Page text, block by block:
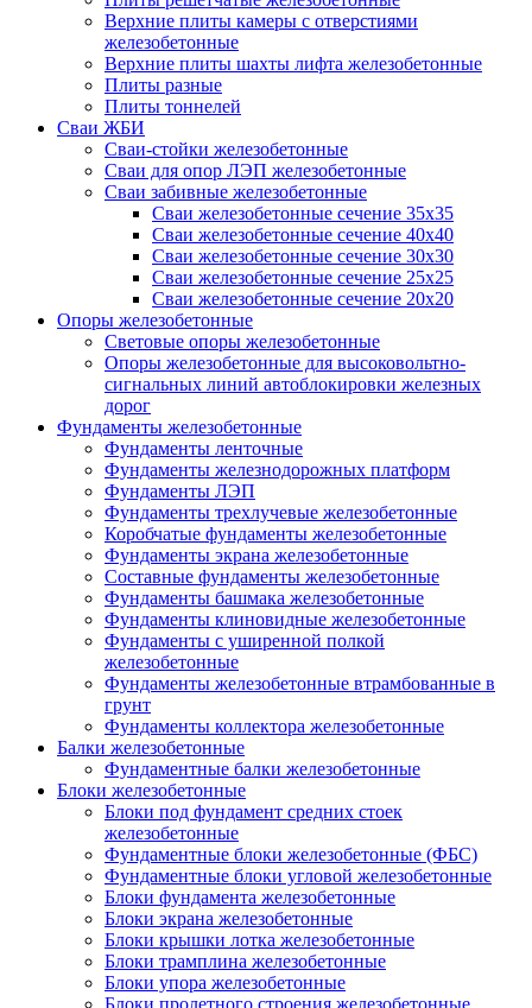
Верхние плиты камеры с отверстиями
железобетонные
Верхние плиты шахты лифта железобетонные
Плиты разные
Плиты тоннелей
Сваи ЖБИ
Сваи-стойки железобетонные
Сваи для опор ЛЭП железобетонные
Сваи забивные железобетонные
Сваи железобетонные сечение 35x35
Сваи железобетонные сечение 40x40
Сваи железобетонные сечение 30x30
Сваи железобетонные сечение 25x25
Сваи железобетонные сечение 20x20
Опоры железобетонные
Световые опоры железобетонные
Опоры железобетонные для высоковольтно-
сигнальных линий автоблокировки железных
дорог
Фундаменты железобетонные
Фундаменты ленточные
Фундаменты железнодорожных платформ
Фундаменты ЛЭП
Фундаменты трехлучевые железобетонные
Коробчатые фундаменты железобетонные
Фундаменты экрана железобетонные
Составные фундаменты железобетонные
Фундаменты башмака железобетонные
Фундаменты клиновидные железобетонные
Фундаменты с уширенной полкой
железобетонные
Фундаменты железобетонные втрамбованные в
грунт
Фундаменты коллектора железобетонные
Балки железобетонные
Фундаментные балки железобетонные
Блоки железобетонные
Блоки под фундамент средних стоек
железобетонные
Фундаментные блоки железобетонные (ФБС)
Фундаментные блоки угловой железобетонные
Блоки фундамента железобетонные
Блоки экрана железобетонные
Блоки крышки лотка железобетонные
Блоки трамплина железобетонные
Блоки упора железобетонные
Блоки пролетного строения железобетонные